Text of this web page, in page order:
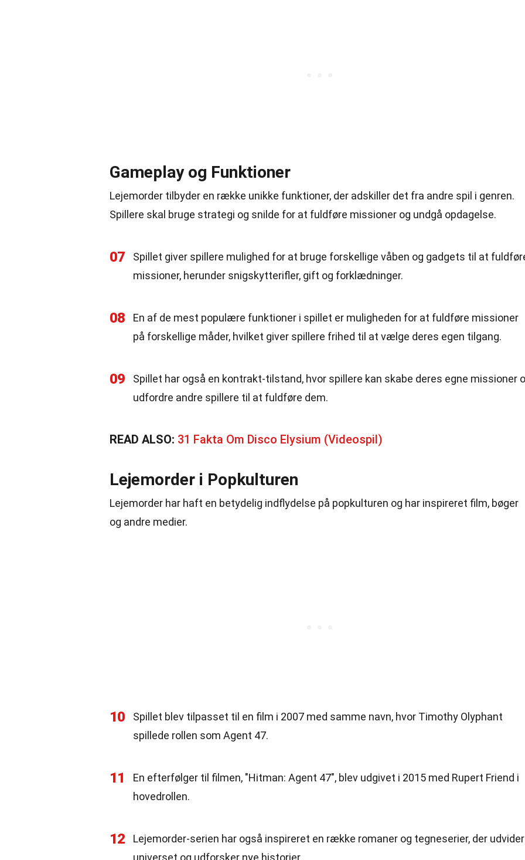
Gameplay og Funktioner
Lejemorder tilbyder en række unikke funktioner, der adskiller det fra andre spil i genren.
Spillere skal bruge strategi og snilde for at fuldføre missioner og undgå opdagelse.
07
Spillet giver spillere mulighed for at bruge forskellige våben og gadgets til at
missioner, herunder snigskytterifler, gift og forklædninger.
08
En af de mest populære funktioner i spillet er muligheden for at fuldføre missioner
på forskellige måder, hvilket giver spillere frihed til at vælge deres egen tilgang.
09
Spillet har også en kontrakt-tilstand, hvor spillere kan skabe deres egne missioner
udfordre andre spillere til at fuldføre dem.
READ ALSO: 31 Fakta Om Disco Elysium (Videospil)
Lejemorder i Popkulturen
Lejemorder har haft en betydelig indflydelse på popkulturen og har inspireret film, bøger
og andre medier.
10
Spillet blev tilpasset til en film i 2007 med samme navn, hvor Timothy Olyphant
spillede rollen som Agent 47.
11
En efterfølger til filmen, "Hitman: Agent 47", blev udgivet i 2015 med Rupert Friend i
hovedrollen.
12
Lejemorder-serien har også inspireret en række romaner og tegneserier, der udvider
universet og udforsker nye historier.